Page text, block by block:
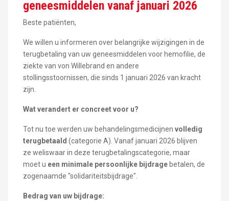
geneesmiddelen vanaf januari 2026
Beste patiënten,
We willen u informeren over belangrijke wijzigingen in de
terugbetaling van uw geneesmiddelen voor hemofilie, de
ziekte van von Willebrand en andere
stollingsstoornissen, die sinds 1 januari 2026 van kracht
zijn.
Wat verandert er concreet voor u?
Tot nu toe werden uw behandelingsmedicijnen volledig
terugbetaald (categorie A). Vanaf januari 2026 blijven
ze weliswaar in deze terugbetalingscategorie, maar
moet u een minimale persoonlijke bijdragebetalen, de
zogenaamde "solidariteitsbijdrage".
Bedrag van uw bijdrage: